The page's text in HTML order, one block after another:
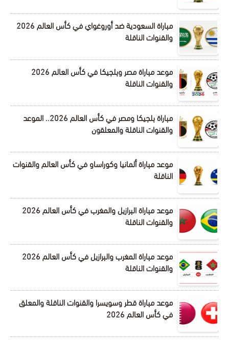
مباراة السعودية ضد أوروغواي في كأس العالم 2026
والقنوات الناقلة
موعد مباراة مصر وبلجيكا في كأس العالم 2026
والقنوات الناقلة
مباراة بلجيكا ومصر في كأس العالم 2026.. الموعد
والقنوات الناقلة والمعلقون
موعد مباراة ألمانيا وكوراساو في كأس العالم والقنوات
الناقلة
موعد مباراة البرازيل والمغرب في كأس العالم 2026
والقنوات الناقلة
موعد مباراة المغرب والبرازيل في كأس العالم 2026
والقنوات الناقلة
موعد مباراة قطر وسويسرا والقنوات الناقلة والمعلق
في كأس العالم 2026